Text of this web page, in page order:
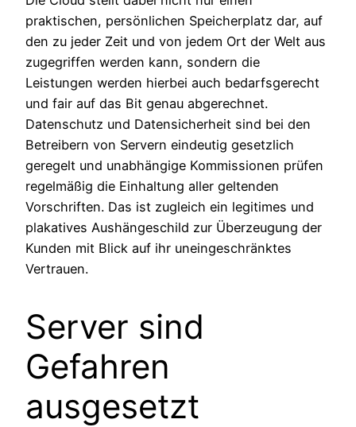
praktischen, persönlichen Speicherplatz dar, auf
den zu jeder Zeit und von jedem Ort der Welt aus
zugegriffen werden kann, sondern die
Leistungen werden hierbei auch bedarfsgerecht
und fair auf das Bit genau abgerechnet.
Datenschutz und Datensicherheit sind bei den
Betreibern von Servern eindeutig gesetzlich
geregelt und unabhängige Kommissionen prüfen
regelmäßig die Einhaltung aller geltenden
Vorschriften. Das ist zugleich ein legitimes und
plakatives Aushängeschild zur Überzeugung der
Kunden mit Blick auf ihr uneingeschränktes
Vertrauen.
Server sind
Gefahren
ausgesetzt